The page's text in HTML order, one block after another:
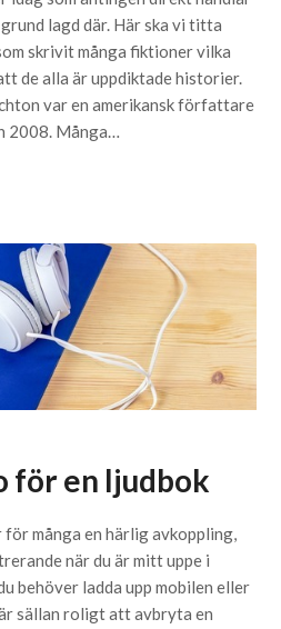
lagd där. Här ska vi titta
skrivit många fiktioner vilka
de alla är uppdiktade historier.
var en amerikansk författare
2008. Många…
för en ljudbok
många en härlig avkoppling,
när du är mitt uppe i
behöver ladda upp mobilen eller
sällan roligt att avbryta en